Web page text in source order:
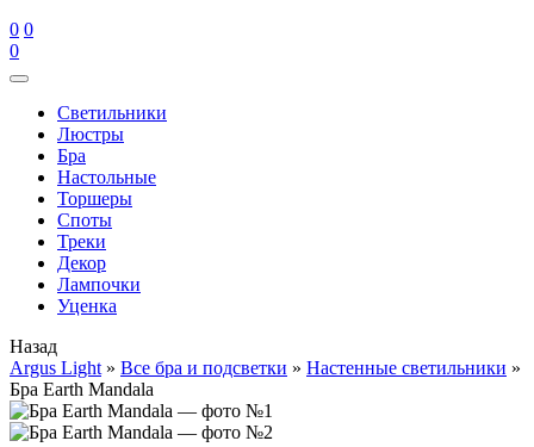
0 0
0
Cветильники
Люстры
Бра
Настольные
Торшеры
Споты
Треки
Декор
Лампочки
Уценка
Назад
Argus Light » Все бра и подсветки » Настенные светильники »
Бра Earth Mandala